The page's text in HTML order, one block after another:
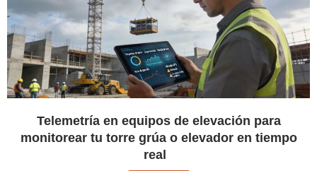
Telemetría en equipos de elevación para
monitorear tu torre grúa o elevador en tiempo
real